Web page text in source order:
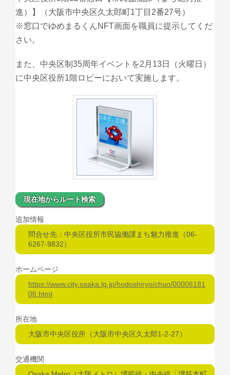
進）】（大阪市中央区久太郎町1丁目2番27号）
※窓口でゆめまるくんNFT画面を職員に提示してくだ
さい。
また、中央区制35周年イベントを2月13日（火曜日）
に中央区役所1階ロビーにおいて実施します。
現在地からルート検索
追加情報
問合せ先：中央区役所市民協働課まち魅力推進（06-
6267-9832）
ホームページ
https://www.city.osaka.lg.jp/hodoshiryo/chuo/00006181
06.html
所在地
大阪市中央区役所（大阪市中央区久太郎1-2-27）
交通機関